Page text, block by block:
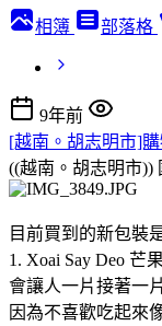
相簿 部落格
9年前
[越南。胡志明市]
((越南。胡志明市))
目前買到的新包裝
1. Xoai Say Deo 芒
會讓人一片接著一
因為不喜歡吃起來